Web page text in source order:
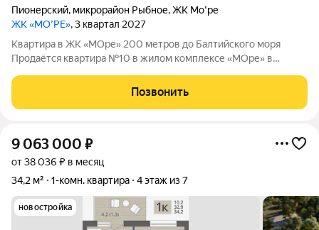
Пионерский, микрорайон Рыбное,ЖК Мо'ре
ЖК «МО’РЕ», 3 квартал 2027
Квартира в ЖК «МОре» 200 метров до Балтийского моря
Продаётся квартира №10 в жилом комплексе «МОре» в
Позвонить
9 063 000 ₽
от 38 036 ₽ в месяц
34,2 м²
1-комн. квартира 4 этаж из 7
новостройка